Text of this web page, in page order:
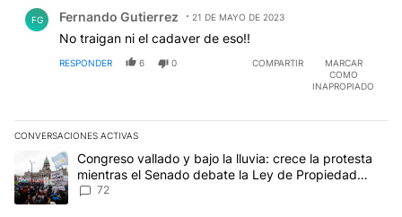
FG Fernando Gutierrez 21 DE MAYO DE 2023
No traigan ni el cadaver de eso!!
RESPONDER 6 0 COMPARTIR
MARCAR
COMO
INAPROPIADO
CONVERSACIONES ACTIVAS
Este listado muestra los artículos con más comentarios en los
Un artículo de tendencia con el título "Congreso vallado y bajo
Congreso vallado y bajo la lluvia: crece la protesta
mientras el Senado debate la Ley de Propiedad
Privada
72